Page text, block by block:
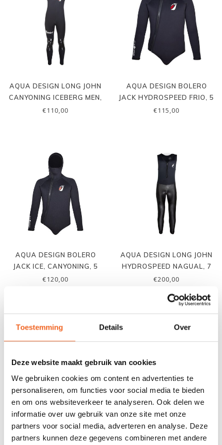
Toestemming Details Over
Deze website maakt gebruik van cookies
We gebruiken cookies om content en advertenties te
personaliseren, om functies voor social media te bieden
en om ons websiteverkeer te analyseren. Ook delen we
informatie over uw gebruik van onze site met onze
partners voor social media, adverteren en analyse. Deze
partners kunnen deze gegevens combineren met andere
AQUA DESIGN LONG JOHN
CANYONING ICEBERG MEN,
5 MM
€110,00
AQUA DESIGN BOLERO
JACK HYDROSPEED FRIO, 5
MM
€115,00
AQUA DESIGN BOLERO
JACK ICE, CANYONING, 5
MM
€120,00
AQUA DESIGN LONG JOHN
HYDROSPEED NAGUAL, 7
MM
€200,00
HIKO NEO BELT
GEAR AID BLACK WITCH
LIJM